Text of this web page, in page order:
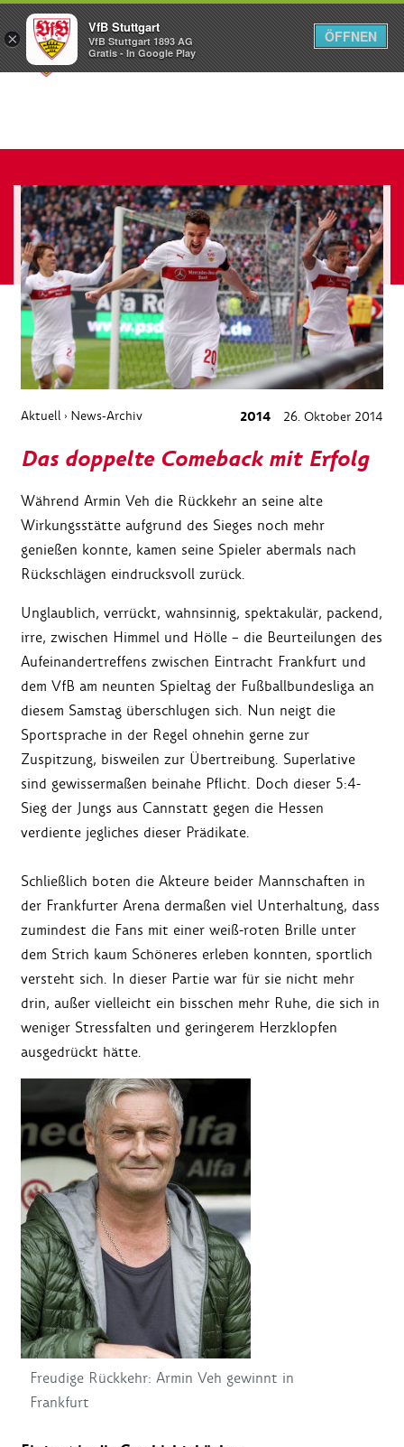
Menü
Aktuell › News-Archiv 2014 26. Oktober 2014
Das doppelte Comeback mit Erfolg
Während Armin Veh die Rückkehr an seine alte
Wirkungsstätte aufgrund des Sieges noch mehr
genießen konnte, kamen seine Spieler abermals nach
Rückschlägen eindrucksvoll zurück.
Unglaublich, verrückt, wahnsinnig, spektakulär, packend,
irre, zwischen Himmel und Hölle – die Beurteilungen des
Aufeinandertreffens zwischen Eintracht Frankfurt und
dem VfB am neunten Spieltag der Fußballbundesliga an
diesem Samstag überschlugen sich. Nun neigt die
Sportsprache in der Regel ohnehin gerne zur
Zuspitzung, bisweilen zur Übertreibung. Superlative
sind gewissermaßen beinahe Pflicht. Doch dieser 5:4-
Sieg der Jungs aus Cannstatt gegen die Hessen
verdiente jegliches dieser Prädikate.
Schließlich boten die Akteure beider Mannschaften in
der Frankfurter Arena dermaßen viel Unterhaltung, dass
zumindest die Fans mit einer weiß-roten Brille unter
dem Strich kaum Schöneres erleben konnten, sportlich
versteht sich. In dieser Partie war für sie nicht mehr
drin, außer vielleicht ein bisschen mehr Ruhe, die sich in
weniger Stressfalten und geringerem Herzklopfen
ausgedrückt hätte.
Freudige Rückkehr: Armin Veh gewinnt in
Frankfurt
×
VfB Stuttgart
VfB Stuttgart 1893 AG
Gratis - In Google Play
ÖFFNEN